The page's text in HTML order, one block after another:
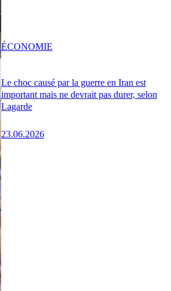
Le choc causé par la guerre en Iran est
important mais ne devrait pas durer, selon
Lagarde
23.06.2026
ÉCONOMIE